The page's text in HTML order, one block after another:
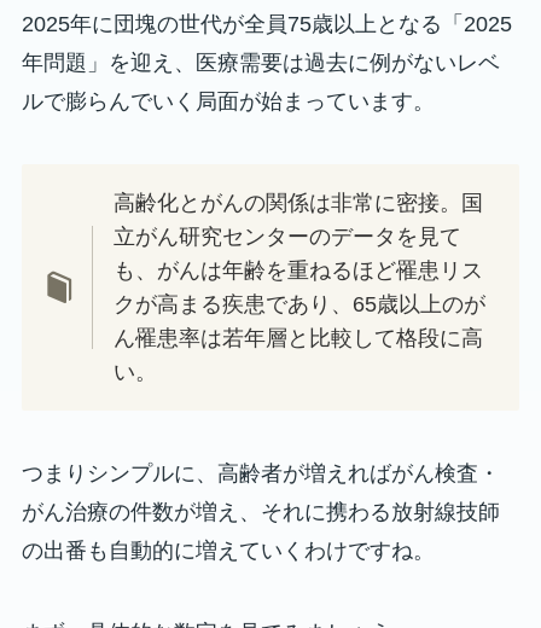
2025年に団塊の世代が全員75歳以上となる「2025
年問題」を迎え、医療需要は過去に例がないレベ
ルで膨らんでいく局面が始まっています。
高齢化とがんの関係は非常に密接。国
立がん研究センターのデータを見て
も、がんは年齢を重ねるほど罹患リス
クが高まる疾患であり、65歳以上のが
ん罹患率は若年層と比較して格段に高
い。
つまりシンプルに、高齢者が増えればがん検査・
がん治療の件数が増え、それに携わる放射線技師
の出番も自動的に増えていくわけですね。